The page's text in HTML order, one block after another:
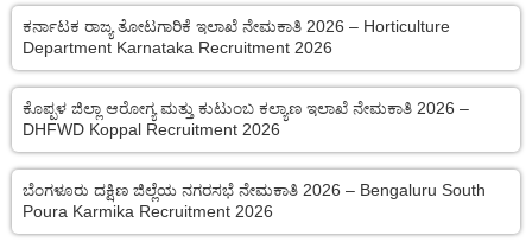
ಕರ್ನಾಟಕ ರಾಜ್ಯ ತೋಟಗಾರಿಕೆ ಇಲಾಖೆ ನೇಮಕಾತಿ 2026 – Horticulture
Department Karnataka Recruitment 2026
ಕೊಪ್ಪಳ ಜಿಲ್ಲಾ ಆರೋಗ್ಯ ಮತ್ತು ಕುಟುಂಬ ಕಲ್ಯಾಣ ಇಲಾಖೆ ನೇಮಕಾತಿ 2026 –
DHFWD Koppal Recruitment 2026
ಬೆಂಗಳೂರು ದಕ್ಷಿಣ ಜಿಲ್ಲೆಯ ನಗರಸಭೆ ನೇಮಕಾತಿ 2026 – Bengaluru South
Poura Karmika Recruitment 2026